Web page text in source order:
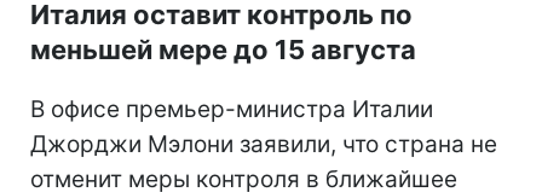
Италия оставит контроль по
меньшей мере до 15 августа
В офисе премьер-министра Италии
Джорджи Мэлони заявили, что страна не
отменит меры контроля в ближайшее